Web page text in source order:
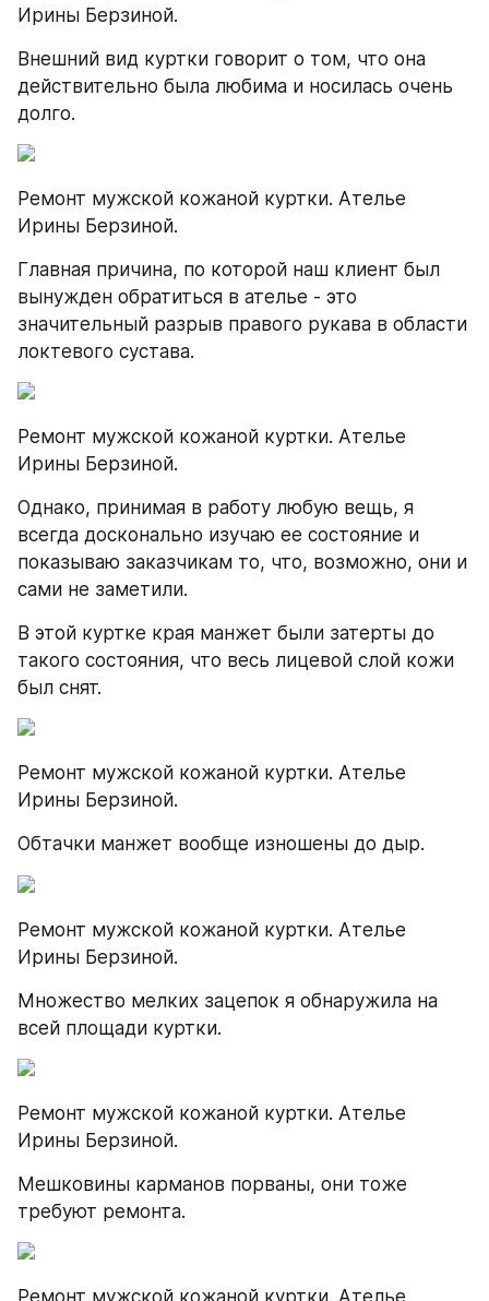
Ирины Берзиной.
Внешний вид куртки говорит о том, что она
действительно была любима и носилась очень
долго.
Ремонт мужской кожаной куртки. Ателье
Ирины Берзиной.
Главная причина, по которой наш клиент был
вынужден обратиться в ателье - это
значительный разрыв правого рукава в области
локтевого сустава.
Ремонт мужской кожаной куртки. Ателье
Ирины Берзиной.
Однако, принимая в работу любую вещь, я
всегда досконально изучаю ее состояние и
показываю заказчикам то, что, возможно, они и
сами не заметили.
В этой куртке края манжет были затерты до
такого состояния, что весь лицевой слой кожи
был снят.
Ремонт мужской кожаной куртки. Ателье
Ирины Берзиной.
Обтачки манжет вообще изношены до дыр.
Ремонт мужской кожаной куртки. Ателье
Ирины Берзиной.
Множество мелких зацепок я обнаружила на
всей площади куртки.
Ремонт мужской кожаной куртки. Ателье
Ирины Берзиной.
Мешковины карманов порваны, они тоже
требуют ремонта.
Ремонт мужской кожаной куртки. Ателье